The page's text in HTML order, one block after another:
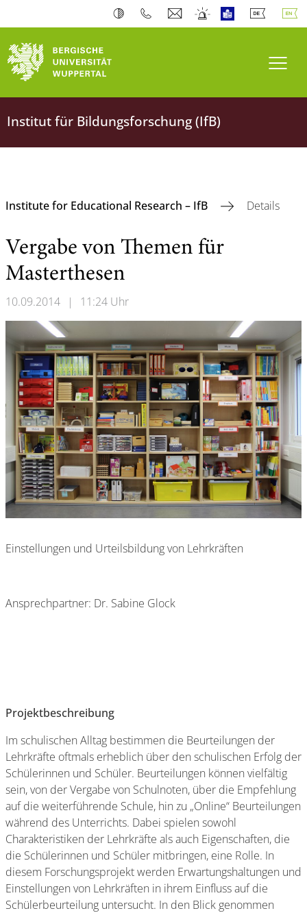
Institut für Bildungsforschung (IfB)
Institute for Educational Research – IfB Details
Vergabe von Themen für
Masterthesen
10.09.2014 | 11:24 Uhr
Einstellungen und Urteilsbildung von Lehrkräften
Ansprechpartner: Dr. Sabine Glock
Projektbeschreibung
Im schulischen Alltag bestimmen die Beurteilungen der
Lehrkräfte oftmals erheblich über den schulischen Erfolg der
Schülerinnen und Schüler. Beurteilungen können vielfältig
sein, von der Vergabe von Schulnoten, über die Empfehlung
auf die weiterführende Schule, hin zu „Online“ Beurteilungen
während des Unterrichts. Dabei spielen sowohl
Charakteristiken der Lehrkräfte als auch Eigenschaften, die
die Schülerinnen und Schüler mitbringen, eine Rolle. In
diesem Forschungsprojekt werden Erwartungshaltungen und
Einstellungen von Lehrkräften in ihrem Einfluss auf die
Schülerbeurteilung untersucht. In den Blick genommen